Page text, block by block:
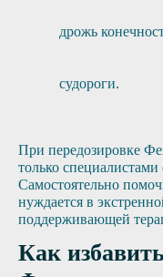
дрожь
судороги.
При передозировке
только
Самостоятельно
нуждается в
поддерживающей
Как